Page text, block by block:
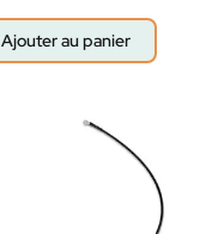
Ajouter au panier